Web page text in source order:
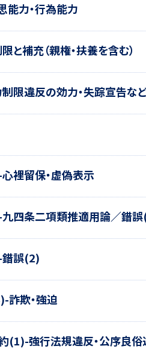
力・行為能力
補充（親権・扶養を含む）
違反の効力・失踪宣告な
裡留保・虚偽表示
四条二項類推適用論／錯
誤(2)
欺・強迫
強行法規違反・公序良俗